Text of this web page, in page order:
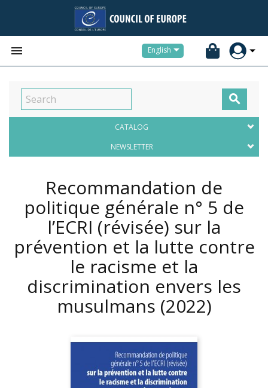
 English

CATALOG
NEWSLETTER
Recommandation de
politique générale n° 5 de
l’ECRI (révisée) sur la
prévention et la lutte contre
le racisme et la
discrimination envers les
musulmans (2022)